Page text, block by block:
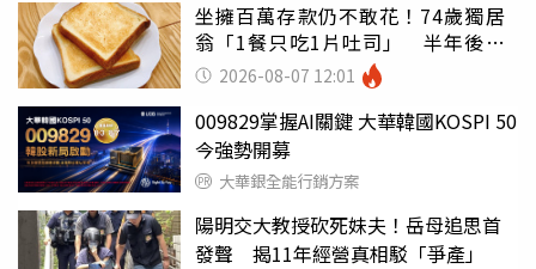
坐擁百萬存款仍不敢花！74歲獨居
翁「1餐只吃1片吐司」 半年後暴
瘦嚇壞女兒
2026-08-07 12:01
009829掌握AI關鍵 大華韓國KOSPI 50
今強勢開募
大華銀全能行銷方案
陽明交大教授砍死妹夫！岳母追思首
發聲 揭11年經營真相駁「爭產」